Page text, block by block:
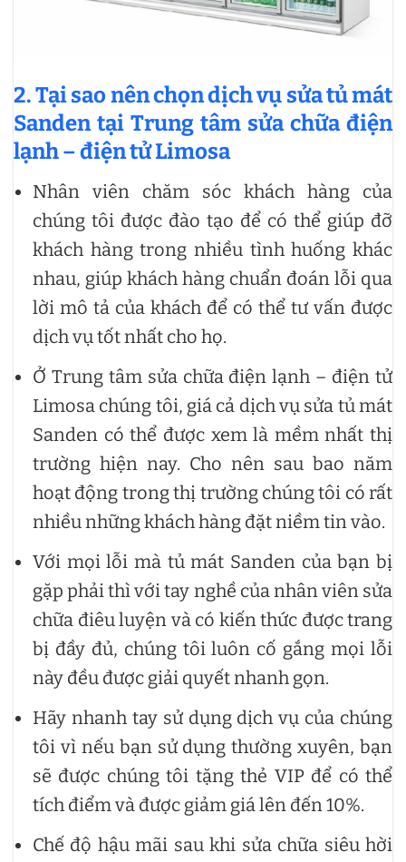
2. Tại sao nên chọn dịch vụ sửa tủ mát
Sanden tại Trung tâm sửa chữa điện
lạnh – điện tử Limosa
Nhân viên chăm sóc khách hàng của
chúng tôi được đào tạo để có thể giúp đỡ
khách hàng trong nhiều tình huống khác
nhau, giúp khách hàng chuẩn đoán lỗi qua
lời mô tả của khách để có thể tư vấn được
dịch vụ tốt nhất cho họ.
Ở Trung tâm sửa chữa điện lạnh – điện tử
Limosa chúng tôi, giá cả dịch vụ sửa tủ mát
Sanden có thể được xem là mềm nhất thị
trường hiện nay. Cho nên sau bao năm
hoạt động trong thị trường chúng tôi có rất
nhiều những khách hàng đặt niềm tin vào.
Với mọi lỗi mà tủ mát Sanden của bạn bị
gặp phải thì với tay nghề của nhân viên sửa
chữa điêu luyện và có kiến thức được trang
bị đầy đủ, chúng tôi luôn cố gắng mọi lỗi
này đều được giải quyết nhanh gọn.
Hãy nhanh tay sử dụng dịch vụ của chúng
tôi vì nếu bạn sử dụng thường xuyên, bạn
sẽ được chúng tôi tặng thẻ VIP để có thể
tích điểm và được giảm giá lên đến 10%.
Chế độ hậu mãi sau khi sửa chữa siêu hời